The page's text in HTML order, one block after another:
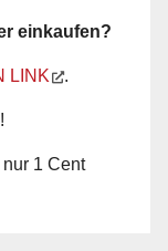
einkaufen?
LINK .
1 Cent